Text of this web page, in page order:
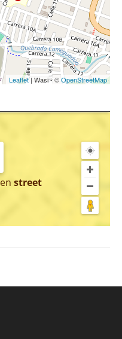
Leaflet| Wasi - ©OpenStreetMap
en street